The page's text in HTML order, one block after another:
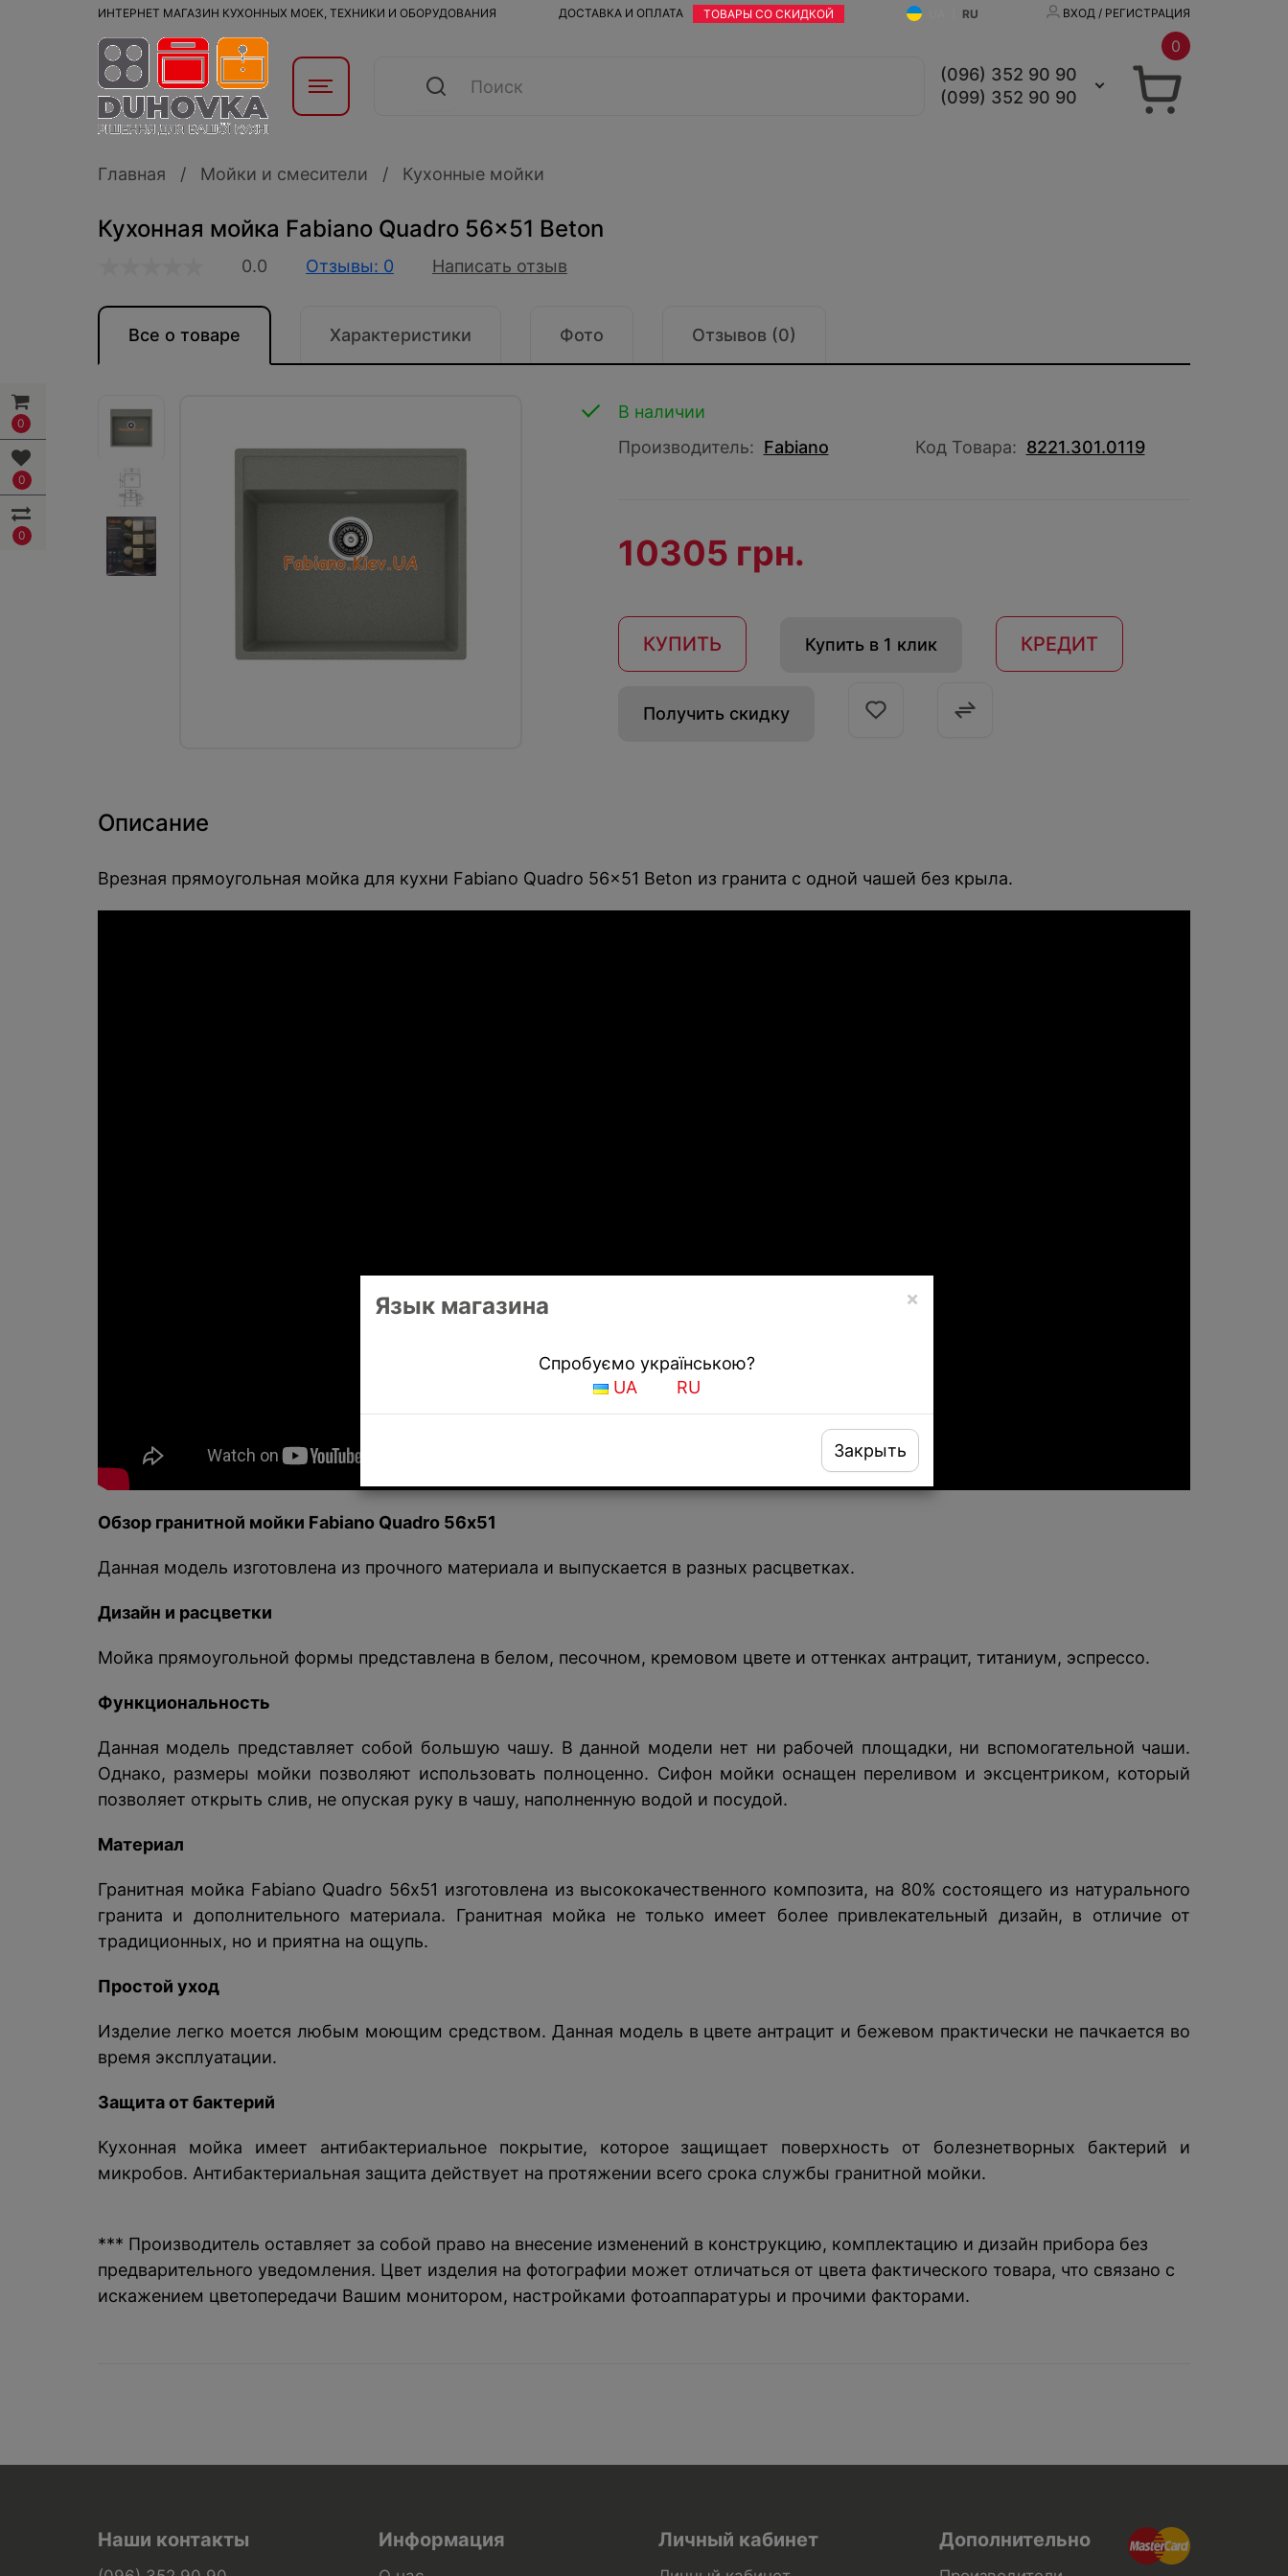
0
0
0
ИНТЕРНЕТ МАГАЗИН КУХОННЫХ МОЕК, ТЕХНИКИ И ОБОРУДОВАНИЯ ДОСТАВКА И ОПЛАТА ТОВАРЫ СО СКИДКОЙ RU ВХОД / РЕГИСТРАЦИЯ
(096) 352 90 90
(099) 352 90 90
0
Главная Мойки и смесители Кухонные мойки
Кухонная мойка Fabiano Quadro 56x51 Beton
0.0 Отзывы: 0 Написать отзыв
Все о товаре Характеристики Фото Отзывов (0)
×
Язык магазина
Спробуємо українською?
UA
RU
Закрыть
В наличии
Производитель: Fabiano Код Товара: 8221.301.0119
10305 грн.
КУПИТЬ Купить в 1 клик КРЕДИТ
Получить скидку
Описание
Врезная прямоугольная мойка для кухни Fabiano Quadro 56x51 Beton из гранита с одной чашей без крыла.
Обзор гранитной мойки Fabiano Quadro 56х51
Данная модель изготовлена из прочного материала и выпускается в разных расцветках.
Дизайн и расцветки
Мойка прямоугольной формы представлена в белом, песочном, кремовом цвете и оттенках антрацит, титаниум, эспрессо.
Функциональность
Данная модель представляет собой большую чашу. В данной модели нет ни рабочей площадки, ни вспомогательной чаши.
Однако, размеры мойки позволяют использовать полноценно. Сифон мойки оснащен переливом и эксцентриком, который
позволяет открыть слив, не опуская руку в чашу, наполненную водой и посудой.
Материал
Гранитная мойка Fabiano Quadro 56х51 изготовлена из высококачественного композита, на 80% состоящего из натурального
гранита и дополнительного материала. Гранитная мойка не только имеет более привлекательный дизайн, в отличие от
традиционных, но и приятна на ощупь.
Простой уход
Изделие легко моется любым моющим средством. Данная модель в цвете антрацит и бежевом практически не пачкается во
время эксплуатации.
Защита от бактерий
Кухонная мойка имеет антибактериальное покрытие, которое защищает поверхность от болезнетворных бактерий и
микробов. Антибактериальная защита действует на протяжении всего срока службы гранитной мойки.
*** Производитель оставляет за собой право на внесение изменений в конструкцию, комплектацию и дизайн прибора без
предварительного уведомления. Цвет изделия на фотографии может отличаться от цвета фактического товара, что связано с
искажением цветопередачи Вашим монитором, настройками фотоаппаратуры и прочими факторами.
Наши контакты Информация Личный кабинет Дополнительно